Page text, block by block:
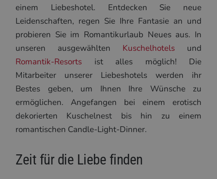
einem Liebeshotel. Entdecken Sie neue
Leidenschaften, regen Sie Ihre Fantasie an und
probieren Sie im Romantikurlaub Neues aus. In
unseren ausgewählten Kuschelhotels und
Romantik-Resorts ist alles möglich! Die
Mitarbeiter unserer Liebeshotels werden ihr
Bestes geben, um Ihnen Ihre Wünsche zu
ermöglichen. Angefangen bei einem erotisch
dekorierten Kuschelnest bis hin zu einem
romantischen Candle-Light-Dinner.
Zeit für die Liebe finden